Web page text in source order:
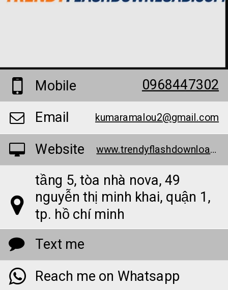
Mobile 0968447302
Email kumaramalou2@gmail.com
Website www.trendyflashdownload.com/
tầng 5, tòa nhà nova, 49
nguyễn thị minh khai, quận 1,
tp. hồ chí minh
Text me
Reach me on Whatsapp